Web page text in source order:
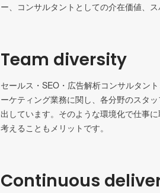
ー、コンサルタントとしての介在価値、
Team diversity
セールス・SEO・広告解析コンサルタン
ーケティング業務に関し、各分野のスタ
出しています。そのような環境化で仕事
考えることもメリットです。
Continuous